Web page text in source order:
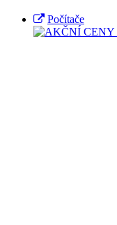
Počítače